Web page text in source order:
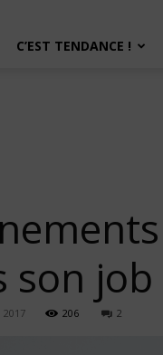
C’EST TENDANCE !
son job
2017 206 2